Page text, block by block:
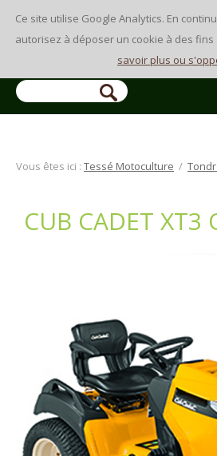
Ce site utilise Google Analytics. En
autorisez à déposer un cookie à des
savoir plus ou
Vous êtes ici : Tessé Motoculture /
CUB CADET XT3